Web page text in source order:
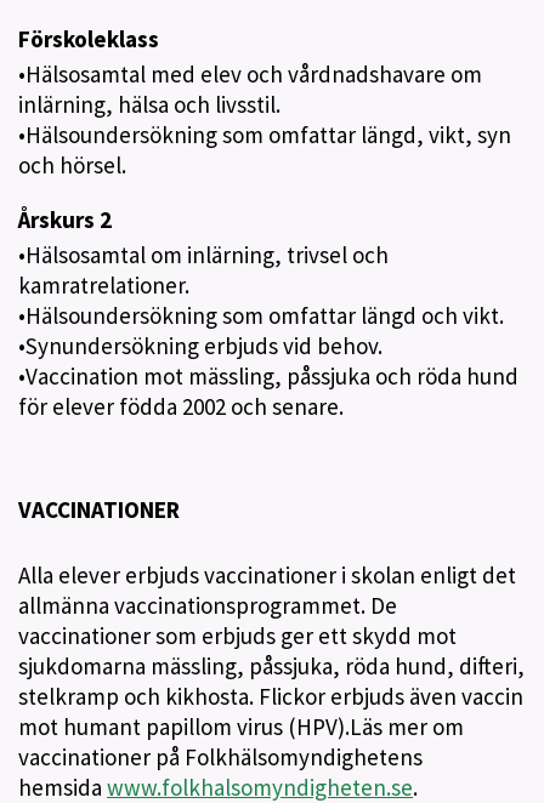
Förskoleklass
•Hälsosamtal med elev och vårdnadshavare om
inlärning, hälsa och livsstil.
•Hälsoundersökning som omfattar längd, vikt, syn
och hörsel.
Årskurs 2
•Hälsosamtal om inlärning, trivsel och
kamratrelationer.
•Hälsoundersökning som omfattar längd och vikt.
•Synundersökning erbjuds vid behov.
•Vaccination mot mässling, påssjuka och röda hund
för elever födda 2002 och senare.
VACCINATIONER
Alla elever erbjuds vaccinationer i skolan enligt det
allmänna vaccinationsprogrammet. De
vaccinationer som erbjuds ger ett skydd mot
sjukdomarna mässling, påssjuka, röda hund, difteri,
stelkramp och kikhosta. Flickor erbjuds även vaccin
mot humant papillom virus (HPV).Läs mer om
vaccinationer på Folkhälsomyndighetens
hemsida www.folkhalsomyndigheten.se.